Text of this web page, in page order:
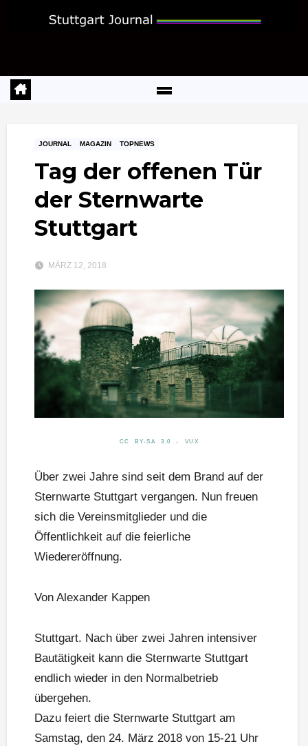
JOURNAL MAGAZIN TOPNEWS
Tag der offenen Tür
der Sternwarte
Stuttgart
MÄRZ 12, 2018
CC BY-SA 3.0 - VUX
Über zwei Jahre sind seit dem Brand auf der
Sternwarte Stuttgart vergangen. Nun freuen
sich die Vereinsmitglieder und die
Öffentlichkeit auf die feierliche
Wiedereröffnung.
Von Alexander Kappen
Stuttgart. Nach über zwei Jahren intensiver
Bautätigkeit kann die Sternwarte Stuttgart
endlich wieder in den Normalbetrieb
übergehen.
Dazu feiert die Sternwarte Stuttgart am
Samstag, den 24. März 2018 von 15-21 Uhr